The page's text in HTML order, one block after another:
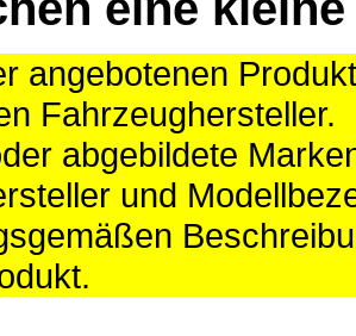
angebotenen
Fahrzeughersteller.
abgebildete
und